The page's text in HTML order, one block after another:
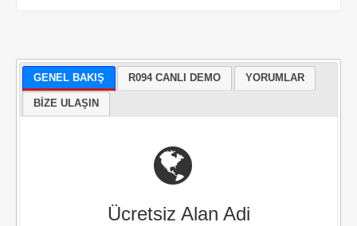
GENEL BAKIŞ R094 CANLI DEMO YORUMLAR
BIZE ULAŞIN
Ücretsiz Alan Adi